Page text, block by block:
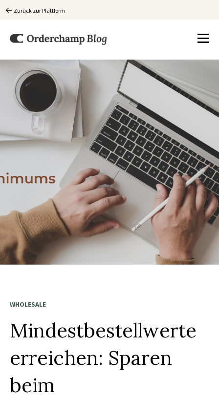
Zurück zur Plattform
WHOLESALE
Mindestbestellwerte
erreichen: Sparen
beim